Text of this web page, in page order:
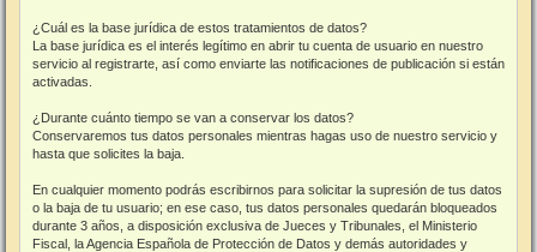
¿Cuál es la base jurídica de estos tratamientos de datos?
La base jurídica es el interés legítimo en abrir tu cuenta de usuario en nuestro
servicio al registrarte, así como enviarte las notificaciones de publicación si están
activadas.
¿Durante cuánto tiempo se van a conservar los datos?
Conservaremos tus datos personales mientras hagas uso de nuestro servicio y
hasta que solicites la baja.
En cualquier momento podrás escribirnos para solicitar la supresión de tus datos
o la baja de tu usuario; en ese caso, tus datos personales quedarán bloqueados
durante 3 años, a disposición exclusiva de Jueces y Tribunales, el Ministerio
Fiscal, la Agencia Española de Protección de Datos y demás autoridades y